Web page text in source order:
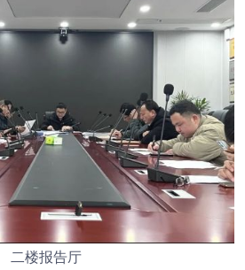
二楼报告厅